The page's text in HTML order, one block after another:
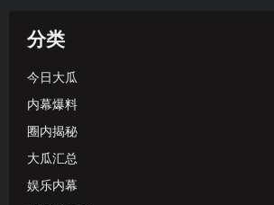
分类
今日大瓜
内幕爆料
圈内揭秘
大瓜汇总
娱乐内幕